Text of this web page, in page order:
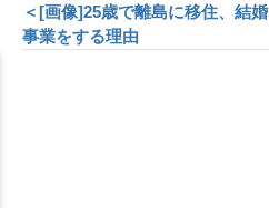
＜[画像]25歳で離島に移住、結
事業をする理由